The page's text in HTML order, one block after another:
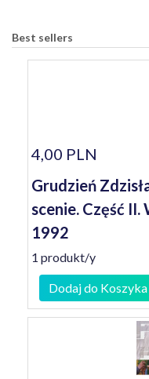
Best sellers
4,00 PLN
Grudzień
scenie. Część
1992
1 produkt/y
Dodaj do Koszyka